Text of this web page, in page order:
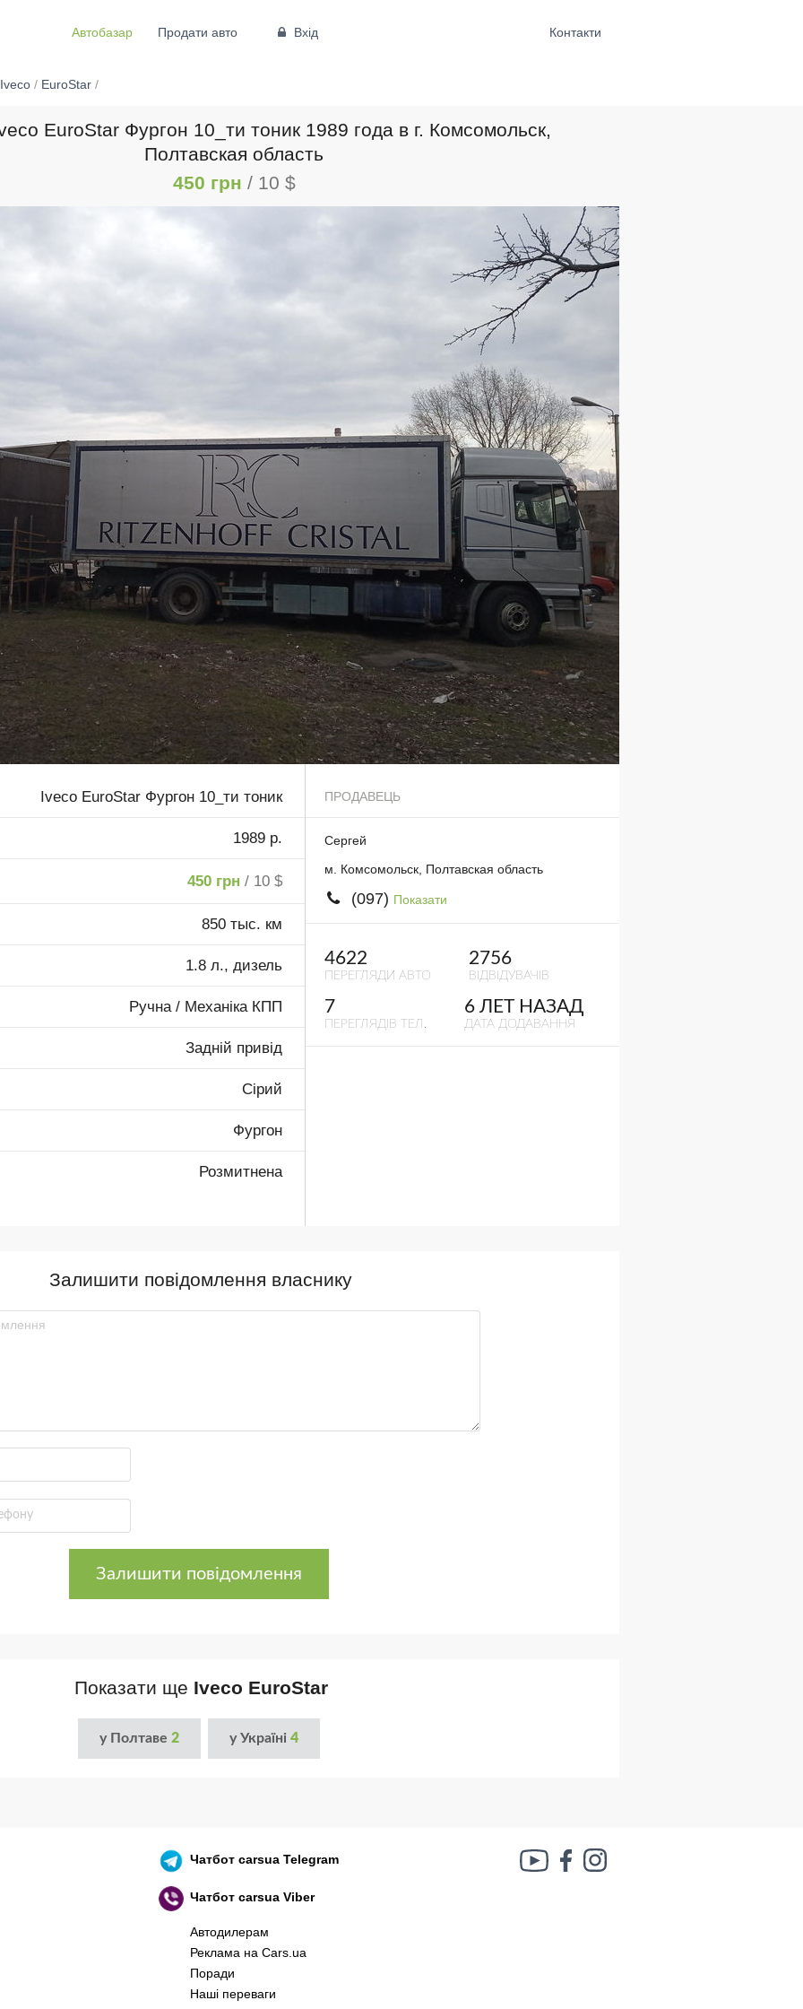
Автобазар Продати авто Вхід Контакти
Iveco/ EuroStar/
EuroStar Фургон 10_ти тоник 1989 года в г. Комсомольск,
Полтавская область
450 грн / 10 $
Iveco EuroStar Фургон 10_ти тоник
1989 р.
450 грн / 10 $
850 тыс. км
1.8 л., дизель
Ручна / Механіка КПП
Задній привід
Сірий
Фургон
Розмитнена
ПРОДАВЕЦЬ
Сергей
м. Комсомольск, Полтавская область
(097) Показати
4622
ПЕРЕГЛЯДИ АВТО
2756
ВІДВІДУВАЧІВ
7
ПЕРЕГЛЯДІВ ТЕЛ.
6 ЛЕТ НАЗАД
ДАТА ДОДАВАННЯ
Залишити повідомлення власнику
Залишити повідомлення
Показати ще Iveco EuroStar
у Полтаве 2 у Україні 4
Чатботcarsua Telegram
Чатботcarsua Viber
Автодилерам
Реклама на Cars.ua
Поради
Наші переваги